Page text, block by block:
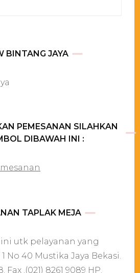
BINTANG JAYA
PEMESANAN SILAHKAN
DIBAWAH INI :
TAPLAK MEJA
utk pelayanan yang
No 40 Mustika Jaya Bekasi.
Fax .(021) 8261 9089 HP.